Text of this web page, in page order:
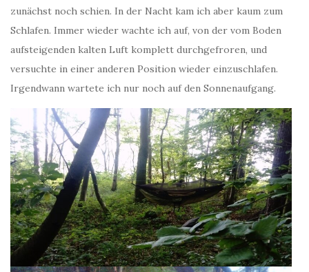
zunächst noch schien. In der Nacht kam ich aber kaum zum
Schlafen. Immer wieder wachte ich auf, von der vom Boden
aufsteigenden kalten Luft komplett durchgefroren, und
versuchte in einer anderen Position wieder einzuschlafen.
Irgendwann wartete ich nur noch auf den Sonnenaufgang.